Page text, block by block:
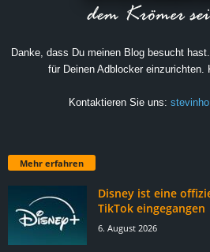
Danke, dass Du meinen Blog besucht
für Deinen Adblocker einzurichten.
Kontaktieren Sie uns:
Mehr erfahren
Disney ist eine
TikTok eingegangen
6. August 2026